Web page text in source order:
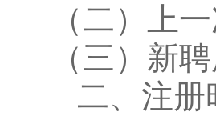
（二）上一
（三）新聘
二、注册